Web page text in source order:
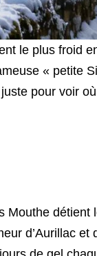
le plus froid
« petite
pour voir
Mouthe détient
d’Aurillac et